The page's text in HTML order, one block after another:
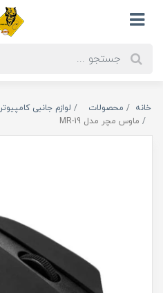
خانه محصولات لوازم جانبی کامپیوتر
ماوس مچر مدل MR-19